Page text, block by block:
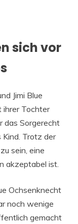
sich vor
Jimi Blue
ihrer Tochter
das Sorgerecht
Trotz der
sein, eine
akzeptabel ist.
Ochsenknecht
noch wenige
gemacht